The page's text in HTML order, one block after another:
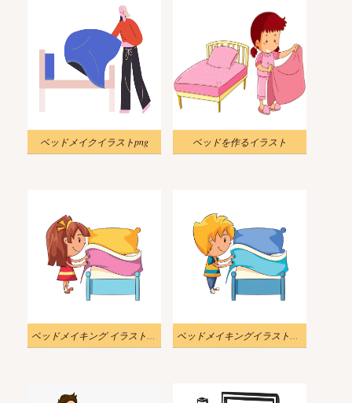
ベッドメイクイラストpng ベッドを作るイラスト
ベッドメイキング イラスト 無料 ベッドメイキングイラストpng